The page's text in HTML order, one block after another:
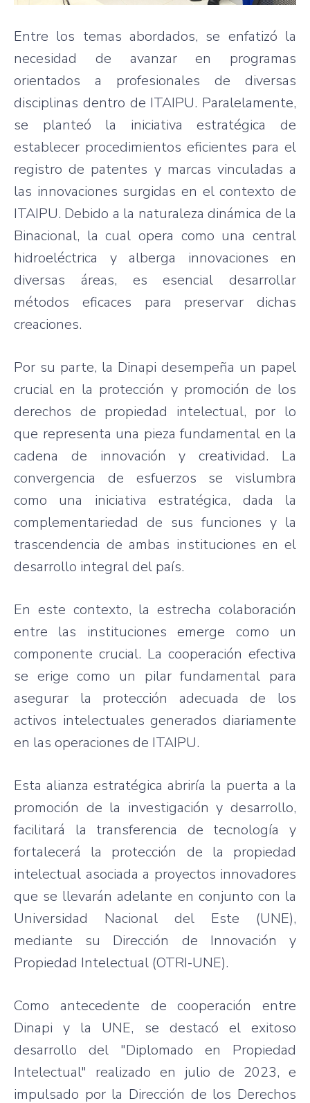
Entre los temas abordados, se enfatizó la
necesidad de avanzar en programas
orientados a profesionales de diversas
disciplinas dentro de ITAIPU. Paralelamente,
se planteó la iniciativa estratégica de
establecer procedimientos eficientes para el
registro de patentes y marcas vinculadas a
las innovaciones surgidas en el contexto de
ITAIPU. Debido a la naturaleza dinámica de la
Binacional, la cual opera como una central
hidroeléctrica y alberga innovaciones en
diversas áreas, es esencial desarrollar
métodos eficaces para preservar dichas
creaciones.
Por su parte, la Dinapi desempeña un papel
crucial en la protección y promoción de los
derechos de propiedad intelectual, por lo
que representa una pieza fundamental en la
cadena de innovación y creatividad. La
convergencia de esfuerzos se vislumbra
como una iniciativa estratégica, dada la
complementariedad de sus funciones y la
trascendencia de ambas instituciones en el
desarrollo integral del país.
En este contexto, la estrecha colaboración
entre las instituciones emerge como un
componente crucial. La cooperación efectiva
se erige como un pilar fundamental para
asegurar la protección adecuada de los
activos intelectuales generados diariamente
en las operaciones de ITAIPU.
Esta alianza estratégica abriría la puerta a la
promoción de la investigación y desarrollo,
facilitará la transferencia de tecnología y
fortalecerá la protección de la propiedad
intelectual asociada a proyectos innovadores
que se llevarán adelante en conjunto con la
Universidad Nacional del Este (UNE),
mediante su Dirección de Innovación y
Propiedad Intelectual (OTRI-UNE).
Como antecedente de cooperación entre
Dinapi y la UNE, se destacó el exitoso
desarrollo del "Diplomado en Propiedad
Intelectual" realizado en julio de 2023, e
impulsado por la Dirección de los Derechos